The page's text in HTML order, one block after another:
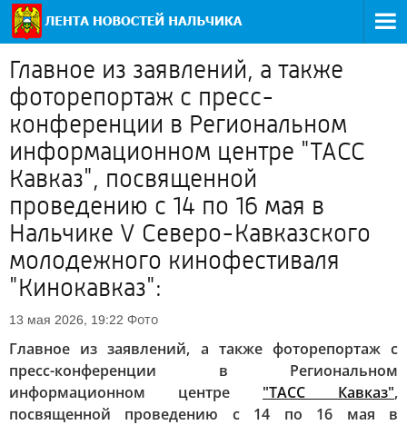
Главное из заявлений, а также
фоторепортаж с пресс-
конференции в Региональном
информационном центре "ТАСС
Кавказ", посвященной
проведению с 14 по 16 мая в
Нальчике V Северо-Кавказского
молодежного кинофестиваля
"Кинокавказ":
13 мая 2026, 19:22 Фото
Главное из заявлений, а также фоторепортаж с
пресс-конференции в Региональном
информационном центре "ТАСС Кавказ",
посвященной проведению с 14 по 16 мая в